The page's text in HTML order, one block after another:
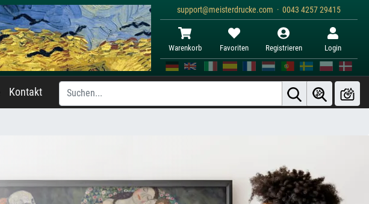
support@meisterdrucke.com · 0043 4257 29415
Warenkorb Favoriten Registrieren Login
Kontakt